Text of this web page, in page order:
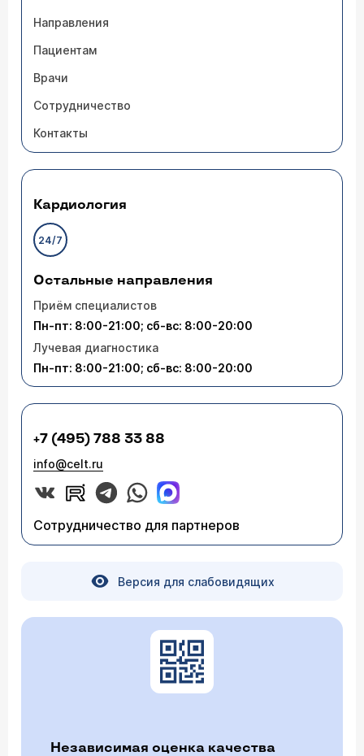
Направления
Пациентам
Врачи
Сотрудничество
Контакты
Кардиология
24/7
Остальные направления
Приём специалистов
Пн-пт: 8:00-21:00; сб-вс: 8:00-20:00
Лучевая диагностика
Пн-пт: 8:00-21:00; сб-вс: 8:00-20:00
+7 (495) 788 33 88
info@celt.ru
Сотрудничество для партнеров
Версия для слабовидящих
Независимая оценка качества